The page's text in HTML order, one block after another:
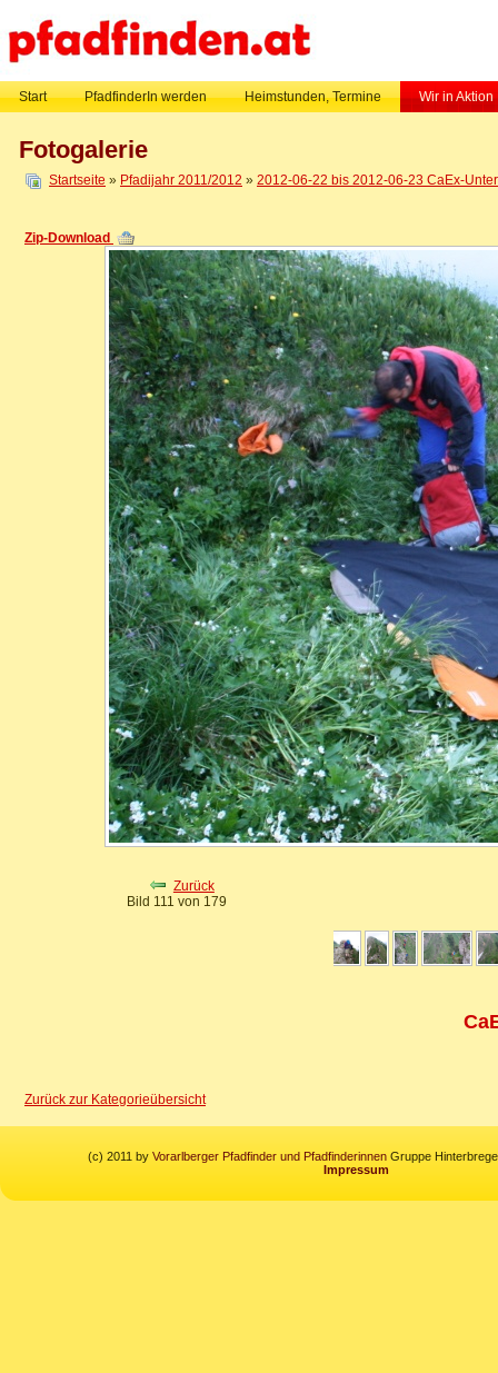
Start PfadfinderIn werden Heimstunden, Termine Wir in Aktion
Fotogalerie
Startseite » Pfadijahr 2011/2012 » 2012-06-22 bis 2012-06-23 CaEx-
Zip-Download
Zurück
Bild 111 von 179
Zurück zur Kategorieübersicht
(c) 2011 by Vorarlberger Pfadfinder und PfadfinderinnenGruppe
Impressum